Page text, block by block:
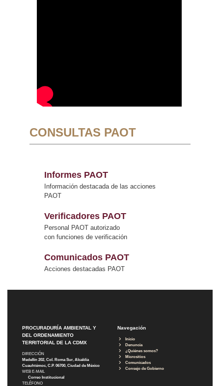
CONSULTAS PAOT
Informes PAOT
Información destacada de las acciones
PAOT
Verificadores PAOT
Personal PAOT autorizado
con funciones de verificación
Comunicados PAOT
Acciones destacadas PAOT
PROCURADURÍA AMBIENTAL Y
DEL ORDENAMIENTO
TERRITORIAL DE LA CDMX
DIRECCIÓN
Medellín 202, Col. Roma Sur, Alcaldía
Cuauhtémoc, C.P. 06700, Ciudad de México
WEB E-MAIL
Correo Institucional
TELÉFONO
Navegación
Inicio
Denuncia
¿Quiénes somos?
Micrositios
Comunicados
Consejo de Gobierno